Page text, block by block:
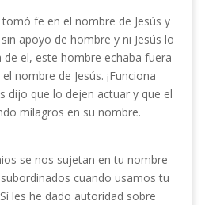
fe en el nombre de Jesús y
apoyo de hombre y ni Jesús lo
de el, este hombre echaba fuera
nombre de Jesús. ¡Funciona
dijo que lo dejen actuar y que el
milagros en su nombre.
se nos sujetan en tu nombre
cuando usamos tu
les he dado autoridad sobre